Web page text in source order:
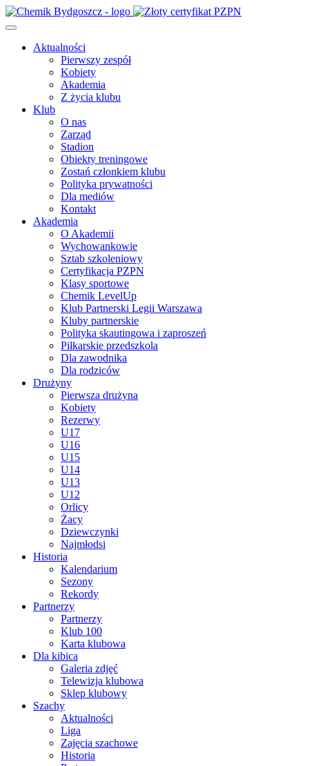
Aktualności
Pierwszy zespół
Kobiety
Akademia
Z życia klubu
Klub
O nas
Zarząd
Stadion
Obiekty treningowe
Zostań członkiem klubu
Polityka prywatności
Dla mediów
Kontakt
Akademia
O Akademii
Wychowankowie
Sztab szkoleniowy
Certyfikacja PZPN
Klasy sportowe
Chemik LevelUp
Klub Partnerski Legii Warszawa
Kluby partnerskie
Polityka skautingowa i zaproszeń
Piłkarskie przedszkola
Dla zawodnika
Dla rodziców
Drużyny
Pierwsza drużyna
Kobiety
Rezerwy
U17
U16
U15
U14
U13
U12
Orlicy
Żacy
Dziewczynki
Najmłodsi
Historia
Kalendarium
Sezony
Rekordy
Partnerzy
Partnerzy
Klub 100
Karta klubowa
Dla kibica
Galeria zdjęć
Telewizja klubowa
Sklep klubowy
Szachy
Aktualności
Liga
Zajęcia szachowe
Historia